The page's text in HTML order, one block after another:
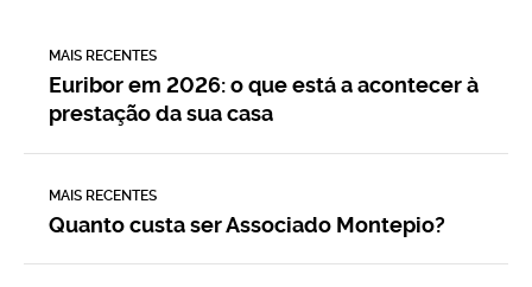
MAIS RECENTES
Euribor em 2026: o que está a acontecer à
prestação da sua casa
MAIS RECENTES
Quanto custa ser Associado Montepio?